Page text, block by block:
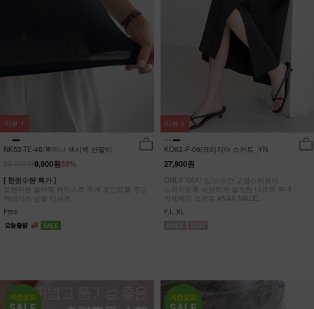
NK52-TE-46/루미나 섹시백 반팔티
53%
9,900원
[ 한정수량 특가 ]
로맨틱한 플라워 레이스로 룩에 포인트를 주는
백레이스 반팔 티셔츠
Free
리뷰 1
KO62-P-06/크리지아 스커트_YN
27,900원
ONLY NAK! 입는 순간 고급스러움이
느껴지도록 세심하게 설계한 나크의 국내
자체제작 스커트 #NAK MADE.
F,L,XL
리뷰 1